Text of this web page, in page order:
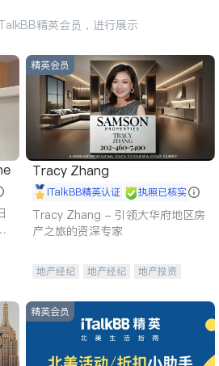
精英会员，进行展示
精英会员
Tracy Zhang
iTalkBB精英认证 执照已核实
Tracy Zhang - 引领大华府地区房
产之旅的资深专家
地产经纪 地产经纪
地产投资
精英会员